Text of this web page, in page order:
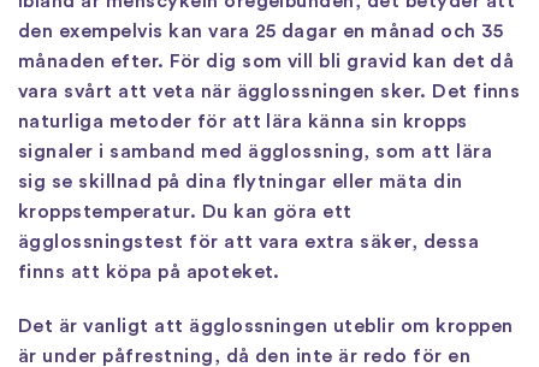
den exempelvis kan vara 25 dagar en månad och 35
månaden efter. För dig som vill bli gravid kan det då
vara svårt att veta när ägglossningen sker. Det finns
naturliga metoder för att lära känna sin kropps
signaler i samband med ägglossning, som att lära
sig se skillnad på dina flytningar eller mäta din
kroppstemperatur. Du kan göra ett
ägglossningstest för att vara extra säker, dessa
finns att köpa på apoteket.
Det är vanligt att ägglossningen uteblir om kroppen
är under påfrestning, då den inte är redo för en